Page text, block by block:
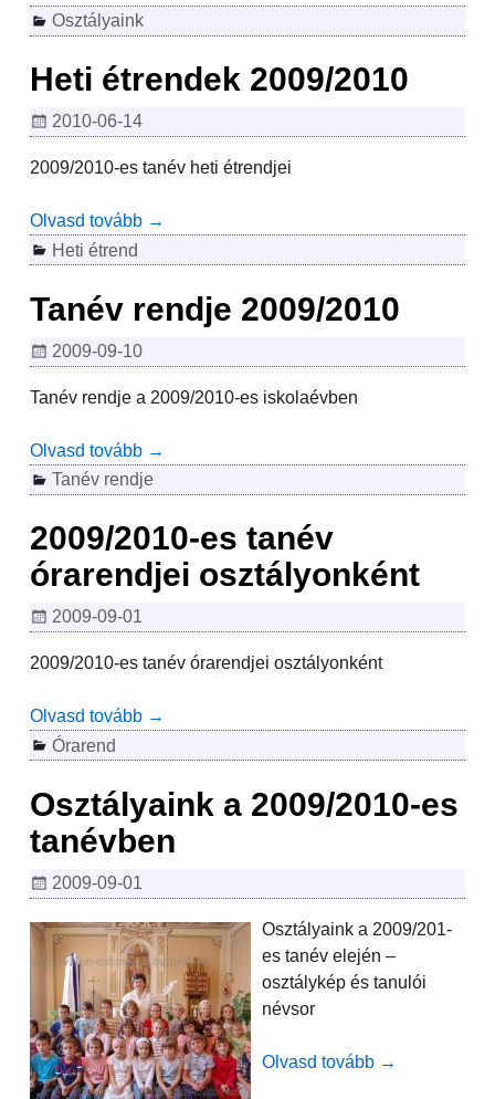
Osztályaink
Heti étrendek 2009/2010
2010-06-14
2009/2010-es tanév heti étrendjei
Olvasd tovább →
Heti étrend
Tanév rendje 2009/2010
2009-09-10
Tanév rendje a 2009/2010-es iskolaévben
Olvasd tovább →
Tanév rendje
2009/2010-es tanév
órarendjei osztályonként
2009-09-01
2009/2010-es tanév órarendjei osztályonként
Olvasd tovább →
Órarend
Osztályaink a 2009/2010-es
tanévben
2009-09-01
Osztályaink a 2009/201-
es tanév elején –
osztálykép és tanulói
névsor
Olvasd tovább →